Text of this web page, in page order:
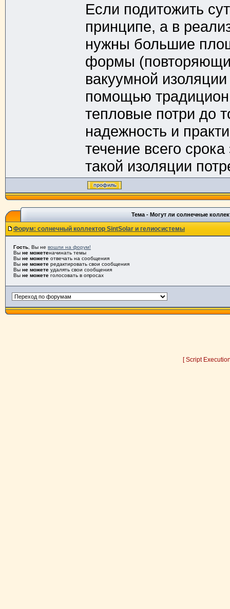
Если подитожить
принципе, а в
нужны большие
формы
вакуумной
помощью
тепловые потри до
надежность и
течение всего
такой изоляции
Тема - Могут ли солнечные
Форум: солнечный коллектор SintSolar и гелиосистемы
Гость , Вы не вошли на форум!
Вы не можетеначинать темы
Вы не можете отвечать на сообщения
Вы не можете редактировать свои сообщения
Вы не можете удалять свои сообщения
Вы не можете голосовать в опросах
[ Script